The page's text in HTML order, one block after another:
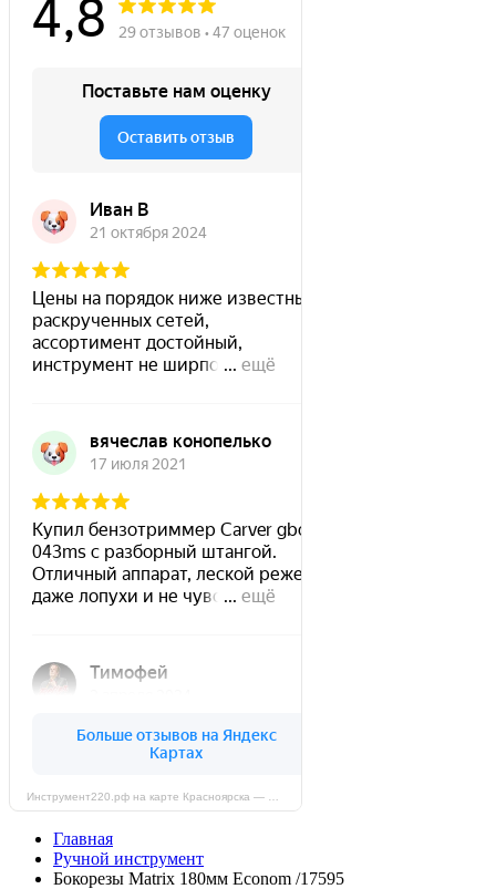
Главная
Ручной инструмент
Бокорезы Matrix 180мм Econom /17595